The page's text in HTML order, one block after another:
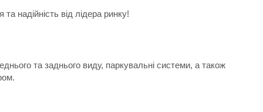
надійність від лідера ринку!
та заднього виду, паркувальні системи, а також